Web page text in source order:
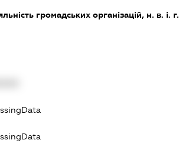
громадських організацій, н. в. і. г.